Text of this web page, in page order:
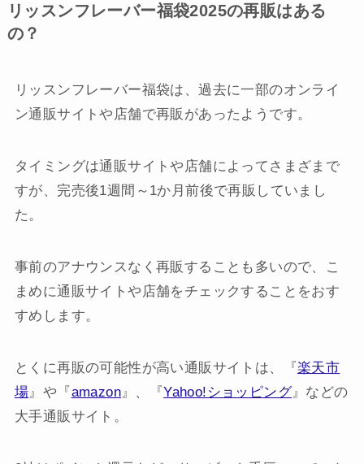
リッスンフレーバー福袋2025の再販はある
の？
リッスンフレーバー福袋は、過去に一部のオンライ
ン通販サイトや店舗で再販があったようです。
タイミングは通販サイトや店舗によってさまざまで
すが、完売後1週間～1か月前後で再販していまし
た。
事前のアナウンスなく再販することも多いので、こ
まめに通販サイトや店舗をチェックすることをおす
すめします。
とくに再販の可能性が高い通販サイトは、『楽天市
場』や『amazon』、『Yahoo!ショッピング』などの
大手通販サイト。